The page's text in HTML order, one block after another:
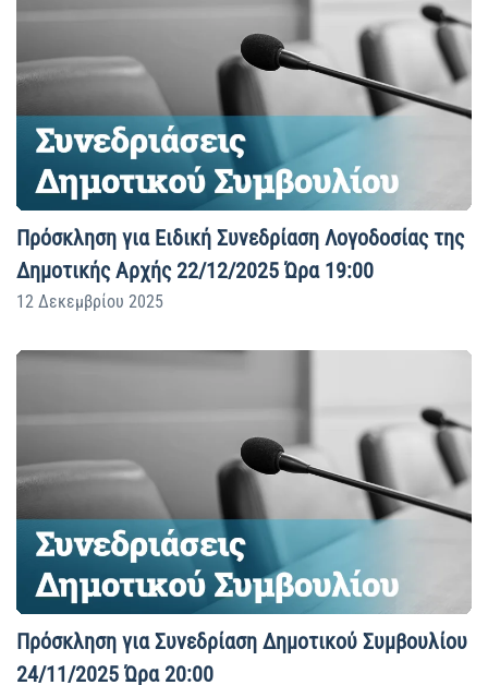
Πρόσκληση για Ειδική Συνεδρίαση Λογοδοσίας της
Δημοτικής Αρχής 22/12/2025 Ώρα 19:00
12 Δεκεμβρίου 2025
Πρόσκληση για Συνεδρίαση Δημοτικού Συμβουλίου
24/11/2025 Ώρα 20:00